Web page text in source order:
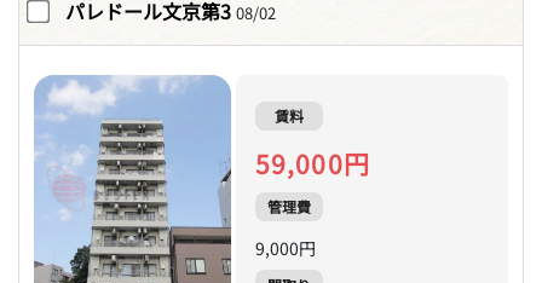
パレドール文京第3 08/02
賃料
59,000円
管理費
9,000円